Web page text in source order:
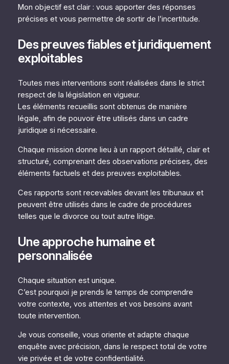
Mon objectif est clair : vous apporter des réponses
précises et vous permettre de sortir de l’incertitude.
Des preuves fiables et juridiquement
exploitables
Toutes mes interventions sont réalisées dans le strict
respect de la législation en vigueur.
Les éléments recueillis sont obtenus de manière
légale, afin de pouvoir être utilisés dans un cadre
juridique si nécessaire.
Chaque mission donne lieu à un rapport détaillé, clair et
structuré, comprenant des observations précises, des
éléments factuels et des preuves exploitables.
Ces rapports sont recevables devant les tribunaux et
peuvent être utilisés dans le cadre de procédures
telles que le divorce ou tout autre litige.
Une approche humaine et
personnalisée
Chaque situation est unique.
C’est pourquoi je prends le temps de comprendre
votre contexte, vos attentes et vos besoins avant
toute intervention.
Je vous conseille, vous oriente et adapte chaque
enquête avec précision, dans le respect total de votre
vie privée et de votre confidentialité.